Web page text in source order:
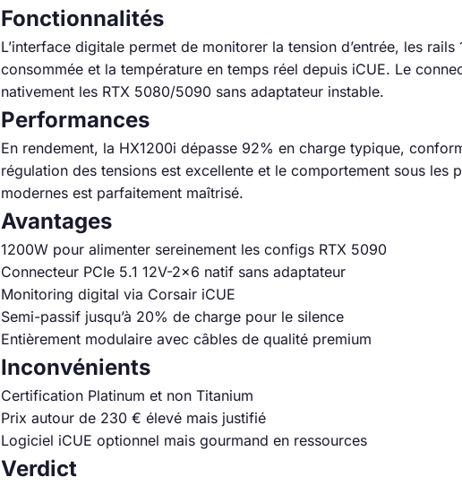
Fonctionnalités
L’interface digitale permet de monitorer la tension d’entrée, les
consommée et la température en temps réel depuis iCUE. Le
nativement les RTX 5080/5090 sans adaptateur instable.
Performances
En rendement, la HX1200i dépasse 92% en charge typique,
régulation des tensions est excellente et le comportement sous les
modernes est parfaitement maîtrisé.
Avantages
1200W pour alimenter sereinement les configs RTX 5090
Connecteur PCIe 5.1 12V-2×6 natif sans adaptateur
Monitoring digital via Corsair iCUE
Semi-passif jusqu’à 20% de charge pour le silence
Entièrement modulaire avec câbles de qualité premium
Inconvénients
Certification Platinum et non Titanium
Prix autour de 230 € élevé mais justifié
Logiciel iCUE optionnel mais gourmand en ressources
Verdict